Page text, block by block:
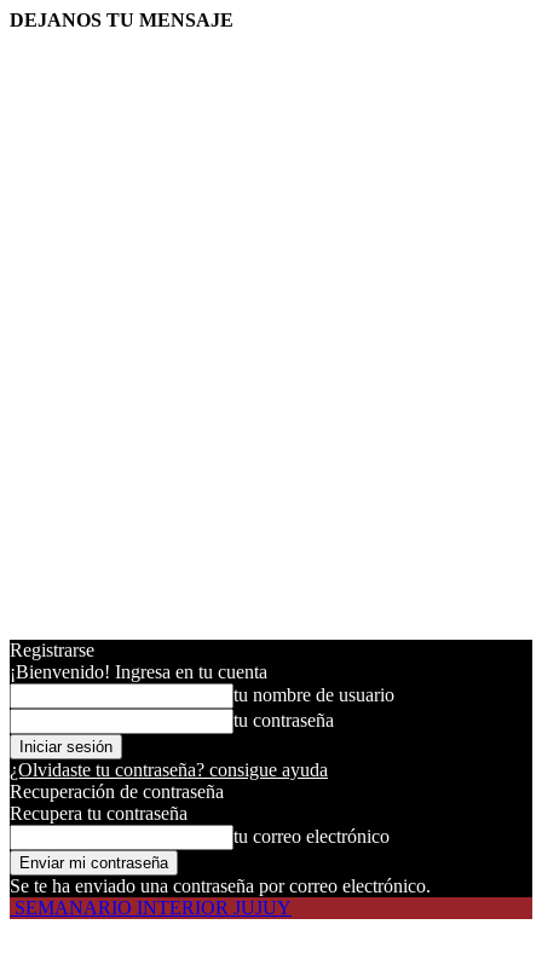
DEJANOS TU MENSAJE
Registrarse
¡Bienvenido! Ingresa en tu cuenta
tu nombre de usuario
tu contraseña
¿Olvidaste tu contraseña? consigue ayuda
Recuperación de contraseña
Recupera tu contraseña
tu correo electrónico
Se te ha enviado una contraseña por correo electrónico.
SEMANARIO INTERIOR JUJUY